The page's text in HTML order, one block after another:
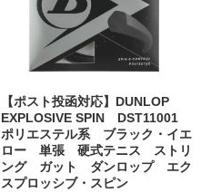
【ポスト投函対応】DUNLOP
EXPLOSIVE SPIN DST11001
ポリエステル系 ブラック・イエ
ロー 単張 硬式テニス ストリ
ング ガット ダンロップ エク
スプロッシブ・スピン